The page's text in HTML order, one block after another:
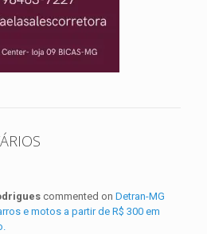
commented on Detran-MG
e motos a partir de R$ 300 em